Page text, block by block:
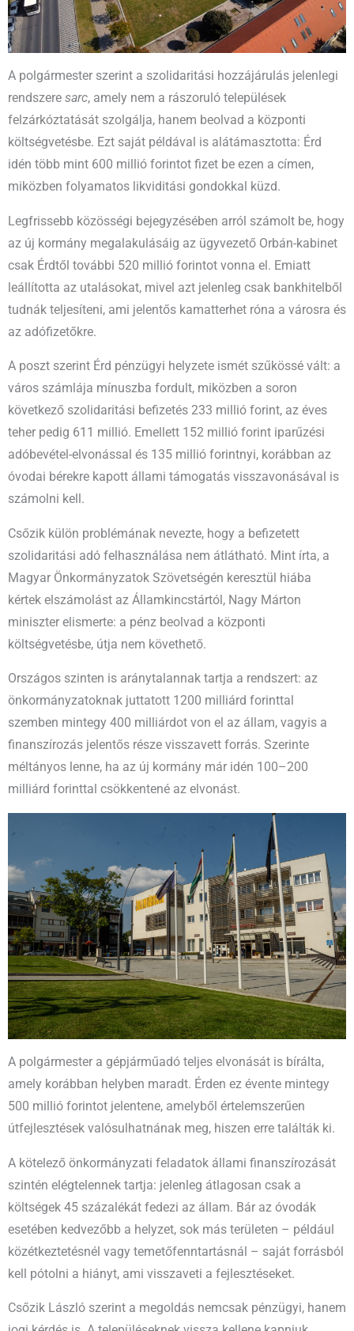
A polgármester szerint a szolidaritási hozzájárulás jelenlegi
rendszere sarc, amely nem a rászoruló települések
felzárkóztatását szolgálja, hanem beolvad a központi
költségvetésbe. Ezt saját példával is alátámasztotta: Érd
idén több mint 600 millió forintot fizet be ezen a címen,
miközben folyamatos likviditási gondokkal küzd.
Legfrissebb közösségi bejegyzésében arról számolt be, hogy
az új kormány megalakulásáig az ügyvezető Orbán-kabinet
csak Érdtől további 520 millió forintot vonna el. Emiatt
leállította az utalásokat, mivel azt jelenleg csak bankhitelből
tudnák teljesíteni, ami jelentős kamatterhet róna a városra és
az adófizetőkre.
A poszt szerint Érd pénzügyi helyzete ismét szűkössé vált: a
város számlája mínuszba fordult, miközben a soron
következő szolidaritási befizetés 233 millió forint, az éves
teher pedig 611 millió. Emellett 152 millió forint iparűzési
adóbevétel-elvonással és 135 millió forintnyi, korábban az
óvodai bérekre kapott állami támogatás visszavonásával is
számolni kell.
Csőzik külön problémának nevezte, hogy a befizetett
szolidaritási adó felhasználása nem átlátható. Mint írta, a
Magyar Önkormányzatok Szövetségén keresztül hiába
kértek elszámolást az Államkincstártól, Nagy Márton
miniszter elismerte: a pénz beolvad a központi
költségvetésbe, útja nem követhető.
Országos szinten is aránytalannak tartja a rendszert: az
önkormányzatoknak juttatott 1200 milliárd forinttal
szemben mintegy 400 milliárdot von el az állam, vagyis a
finanszírozás jelentős része visszavett forrás. Szerinte
méltányos lenne, ha az új kormány már idén 100–200
milliárd forinttal csökkentené az elvonást.
A polgármester a gépjárműadó teljes elvonását is bírálta,
amely korábban helyben maradt. Érden ez évente mintegy
500 millió forintot jelentene, amelyből értelemszerűen
útfejlesztések valósulhatnának meg, hiszen erre találták ki.
A kötelező önkormányzati feladatok állami finanszírozását
szintén elégtelennek tartja: jelenleg átlagosan csak a
költségek 45 százalékát fedezi az állam. Bár az óvodák
esetében kedvezőbb a helyzet, sok más területen – például
közétkeztetésnél vagy temetőfenntartásnál – saját forrásból
kell pótolni a hiányt, ami visszaveti a fejlesztéseket.
Csőzik László szerint a megoldás nemcsak pénzügyi, hanem